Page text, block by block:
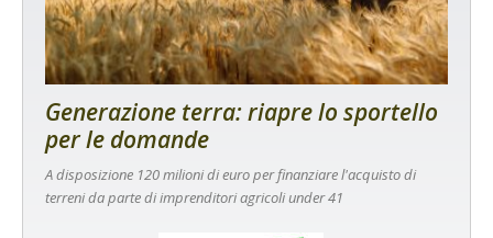
Generazione terra: riapre lo sportello
per le domande
A disposizione 120 milioni di euro per finanziare l'acquisto di
terreni da parte di imprenditori agricoli under 41